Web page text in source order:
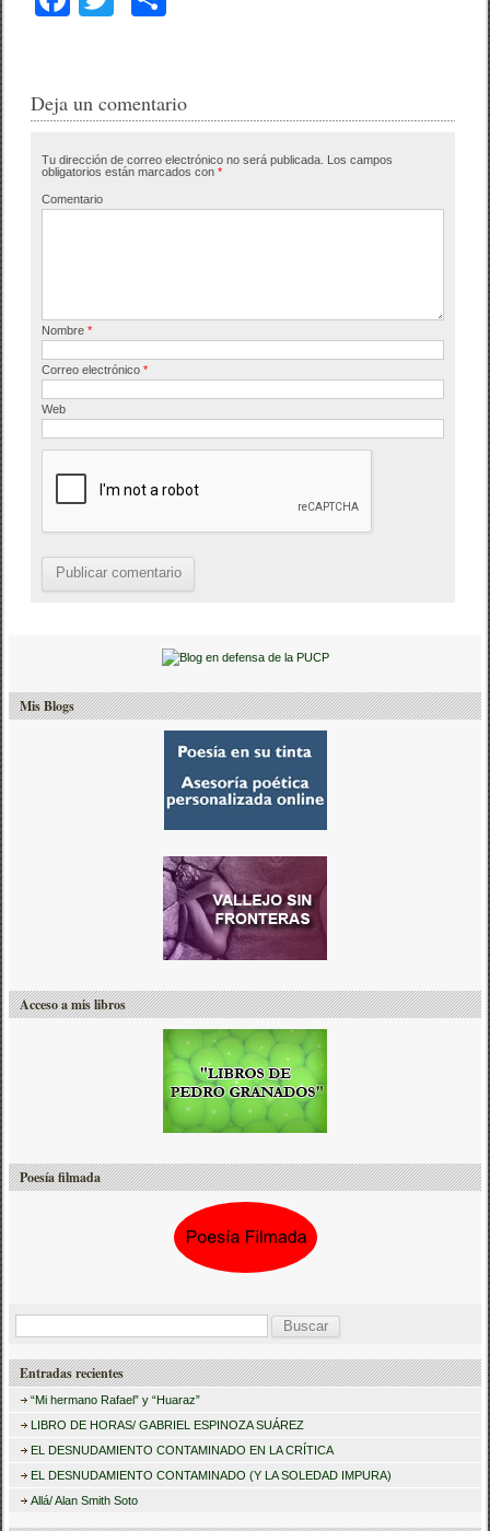
e
o
o
er p
tir
Deja un comentario
Tu dirección de correo electrónico no será publicada. Los campos
obligatorios están marcados con*
Comentario
Nombre*
Correo electrónico*
Web
Mis Blogs
Acceso a mis libros
Poesía filmada
s
r
Entradas recientes
“Mi hermano Rafael” y “Huaraz”
LIBRO DE HORAS/ GABRIEL ESPINOZA SUÁREZ
EL DESNUDAMIENTO CONTAMINADO EN LA CRÍTICA
EL DESNUDAMIENTO CONTAMINADO (Y LA SOLEDAD IMPURA)
Allá/ Alan Smith Soto